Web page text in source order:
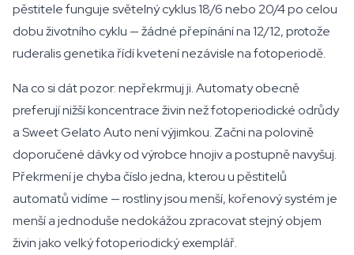
pěstitele funguje světelný cyklus 18/6 nebo 20/4 po celou
dobu životního cyklu — žádné přepínání na 12/12, protože
ruderalis genetika řídí kvetení nezávisle na fotoperiodě.
Na co si dát pozor: nepřekrmuj ji. Automaty obecně
preferují nižší koncentrace živin než fotoperiodické odrůdy
a Sweet Gelato Auto není výjimkou. Začni na polovině
doporučené dávky od výrobce hnojiv a postupně navyšuj.
Překrmení je chyba číslo jedna, kterou u pěstitelů
automatů vidíme — rostliny jsou menší, kořenový systém je
menší a jednoduše nedokážou zpracovat stejný objem
živin jako velký fotoperiodický exemplář.